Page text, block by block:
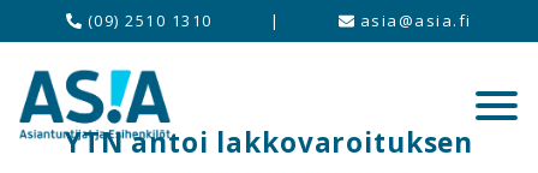
(09) 2510 1310 | asia@asia.fi
YTN antoi lakkovaroituksen